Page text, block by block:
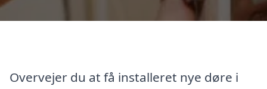
Overvejer du at få installeret nye døre i